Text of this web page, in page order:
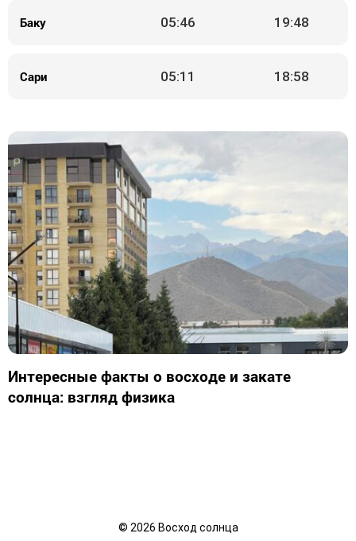
Баку 05:46 19:48
Сари 05:11 18:58
Интересные факты о восходе и закате
солнца: взгляд физика
© 2026 Восход солнца